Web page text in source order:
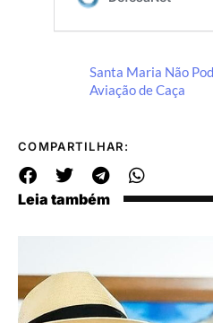
Santa Maria Não
Aviação de Caça
COMPARTILHAR:
Leia também